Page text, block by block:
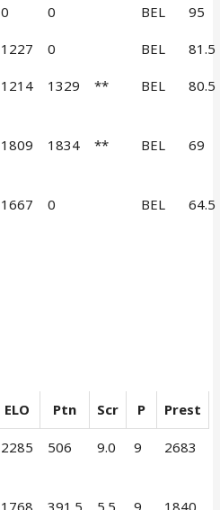
0 0 BEL 95
1227 0 BEL 81.5
1214 1329 ** BEL 80.5
1809 1834 ** BEL 69
1667 0 BEL 64.5
ELO Ptn Scr P Prest
2285 506 9.0 9 2683
1768 391.5 5.5 9 1840